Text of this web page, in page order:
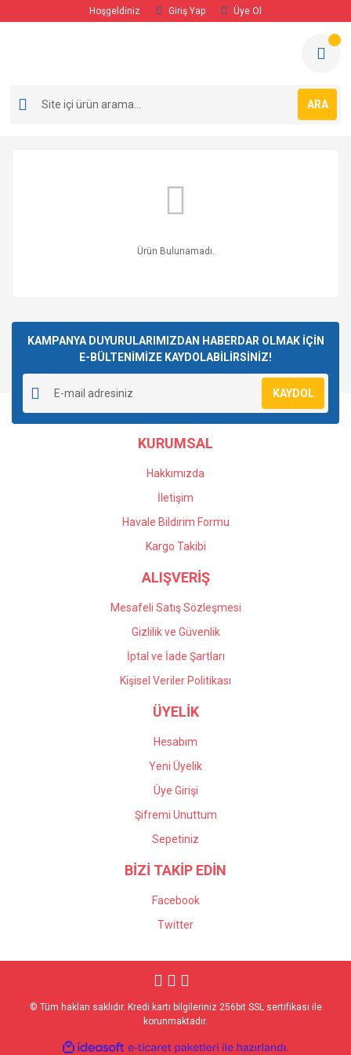
Hoşgeldiniz Giriş Yap Üye Ol
ARA
Ürün Bulunamadı.
KAMPANYA DUYURULARIMIZDAN HABERDAR OLMAK İÇİN
E-BÜLTENİMİZE KAYDOLABİLİRSİNİZ!
KAYDOL
KURUMSAL
Hakkımızda
İletişim
Havale Bildirim Formu
Kargo Takibi
ALIŞVERİŞ
Mesafeli Satış Sözleşmesi
Gizlilik ve Güvenlik
İptal ve İade Şartları
Kişisel Veriler Politikası
ÜYELİK
Hesabım
Yeni Üyelik
Üye Girişi
Şifremi Unuttum
Sepetiniz
BİZİ TAKİP EDİN
Facebook
Twitter
© Tüm hakları saklıdır. Kredi kartı bilgileriniz 256bit SSL sertifikası ile
korunmaktadır.
ideasoft e-